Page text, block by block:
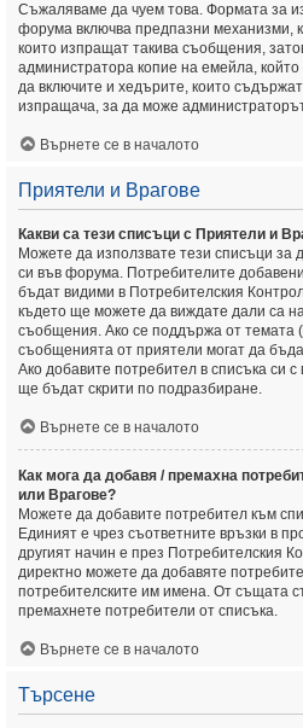
Съжаляваме да чуем това. Формата за
форума включва предпазни механизми,
които изпращат такива съобщения,
администратора копие на емейла,
да включите и хедърите, които
изпращача, за да може
Върнете се в началото
Приятели и Врагове
Какви са тези списъци с Приятели и
Можете да използвате тези списъци за
си във форума. Потребителите
бъдат видими в Потребителския
където ще можете да виждате дали са
съобщения. Ако се поддържа от темата
съобщенията от приятели могат да
Ако добавите потребител в списъка си с
ще бъдат скрити по подразбиране.
Върнете се в началото
Как мога да добавя / премахна
или Врагове?
Можете да добавите потребител към
Единият е чрез съответните връзки в
другият начин е през Потребителския
директно можете да добавяте
потребителските им имена. От същата
премахнете потребители от списъка.
Върнете се в началото
Търсене